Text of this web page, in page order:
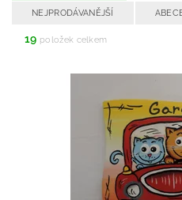
NEJPRODÁVANĚJŠÍ
19 položek celkem